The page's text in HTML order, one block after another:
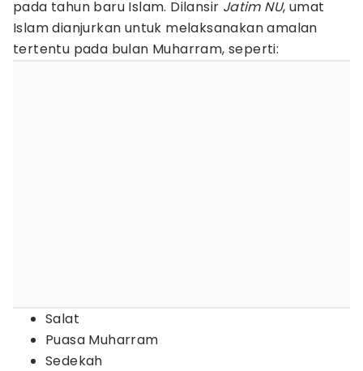
pada tahun baru Islam. Dilansir Jatim NU, umat
Islam dianjurkan untuk melaksanakan amalan
tertentu pada bulan Muharram, seperti:
Salat
Puasa Muharram
Sedekah